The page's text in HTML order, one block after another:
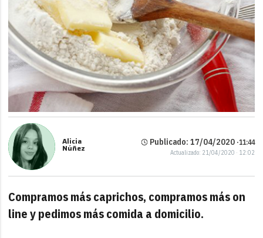
Alicia
Núñez
Publicado: 17/04/2020 ·11:44
Actualizado: 21/04/2020 · 12:02
Compramos más caprichos, compramos más on
line y pedimos más comida a domicilio.